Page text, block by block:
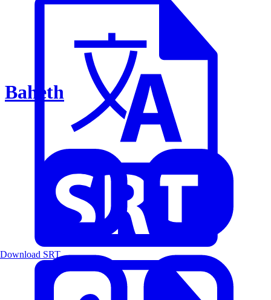
Baheth
Download SRT